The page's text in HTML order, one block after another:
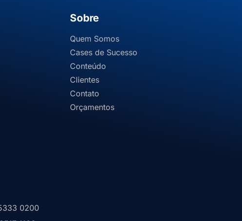
Sobre
Quem Somos
Cases de Sucesso
Conteúdo
Clientes
Contato
Orçamentos
0200